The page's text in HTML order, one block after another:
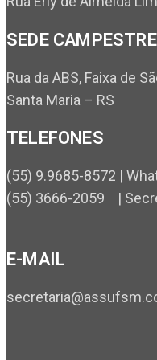
SEDE CAMPESTRE
Rua da ABS, Faixa de
Santa Maria – RS
TELEFONES
(55) 9.9685-8572 |
(55) 3666-2059 |
E-MAIL